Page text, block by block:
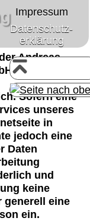
Impressum
Datenschutz-
erklärung
Andreas
ist
Sofern eine
unseres
in
jedoch eine
Daten
und
keine
generell eine
ein.